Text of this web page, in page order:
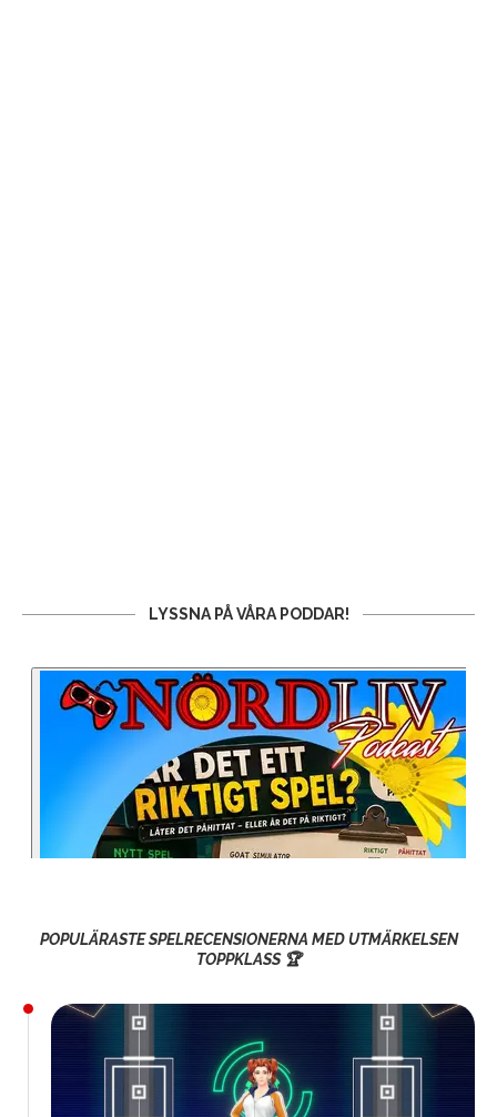
LYSSNA PÅ VÅRA PODDAR!
POPULÄRASTE SPELRECENSIONERNA MED UTMÄRKELSEN
TOPPKLASS 🏆